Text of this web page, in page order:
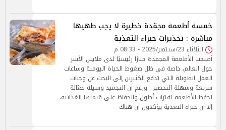
خمسة أطعمة مجمّدة خطيرة لا يجب طهيها
مباشرة : تحذيرات خبراء التغذية
الثلاثاء 23/سبتمبر/2025 - 08:33 م
أصبحت الأطعمة المجمدة خيارًا رئيسيًا لدى ملايين الأسر
حول العالم، خاصة في ظل ضغوط الحياة اليومية وساعات
العمل الطويلة التي تدفع الكثيرين إلى البحث عن وجبات
سريعة وسهلة التحضير . ورغم أن التجميد وسيلة فعّالة
لحفظ الأطعمة لفترات أطول والحفاظ على قيمتها الغذائية،
إلا أن خبراء التغذية يؤكدون أن هناك